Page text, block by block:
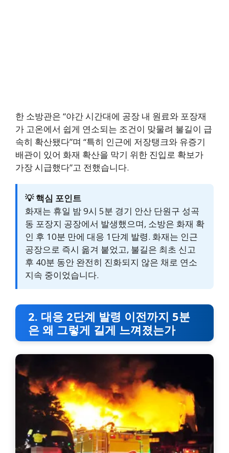
한 소방관은 “야간 시간대에 공장 내 원료와 포장재
가 고온에서 쉽게 연소되는 조건이 맞물려 불길이 급
속히 확산됐다”며 “특히 인근에 저장탱크와 유증기
배관이 있어 화재 확산을 막기 위한 진입로 확보가
가장 시급했다”고 전했습니다.
💡 핵심 포인트
화재는 휴일 밤 9시 5분 경기 안산 단원구 성곡
동 포장지 공장에서 발생했으며, 소방은 화재 확
인 후 10분 만에 대응 1단계 발령. 화재는 인근
공장으로 즉시 옮겨 붙었고, 불길은 최초 신고
후 40분 동안 완전히 진화되지 않은 채로 연소
지속 중이었습니다.
2. 대응 2단계 발령 이전까지 5분
은 왜 그렇게 길게 느껴졌는가